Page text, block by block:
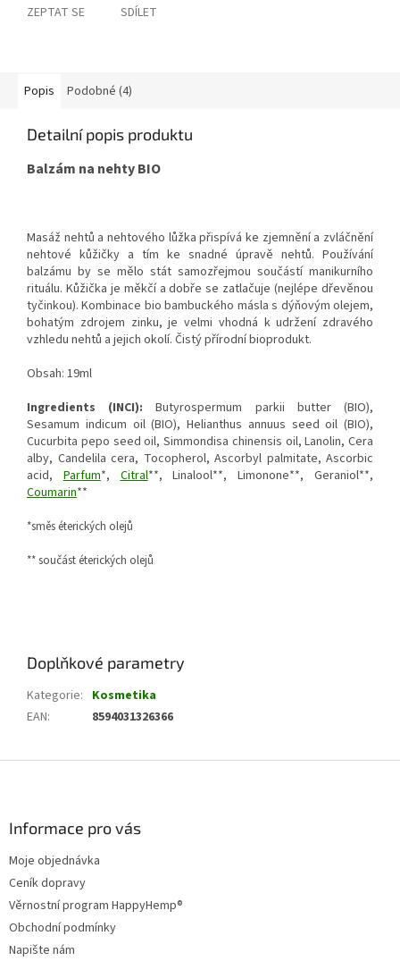
ZEPTAT SE SDÍLET
Popis Podobné (4)
Detailní popis produktu
Balzám na nehty BIO
Masáž nehtů a nehtového lůžka přispívá ke zjemnění a zvláčnění
nehtové kůžičky a tím ke snadné úpravě nehtů. Používání
balzámu by se mělo stát samozřejmou součástí manikurního
rituálu. Kůžička je měkčí a dobře se zatlačuje (nejlépe dřevěnou
tyčinkou). Kombinace bio bambuckého másla s dýňovým olejem,
bohatým zdrojem zinku, je velmi vhodná k udržení zdravého
vzhledu nehtů a jejich okolí. Čistý přírodní bioprodukt.
Obsah: 19ml
Ingredients (INCI):Butyrospermum parkii butter (BIO),
Sesamum indicum oil (BIO), Helianthus annuus seed oil (BIO),
Cucurbita pepo seed oil, Simmondisa chinensis oil, Lanolin, Cera
alby, Candelila cera, Tocopherol, Ascorbyl palmitate, Ascorbic
acid,Parfum*,Citral**, Linalool**, Limonone**, Geraniol**,
Coumarin**
*směs éterických olejů
** součást éterických olejů
Doplňkové parametry
Kategorie: Kosmetika
EAN: 8594031326366
Informace pro vás
Moje objednávka
Ceník dopravy
Věrnostní program HappyHemp®
Obchodní podmínky
Napište nám